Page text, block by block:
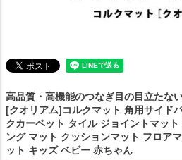
高品質・高機能のつなぎ目の目立たな
[クオリアム]コルクマット 角用サイド
クカーペット タイル ジョイントマッ
ング マット クッションマット フロア
ット キッズ ベビー 赤ちゃん